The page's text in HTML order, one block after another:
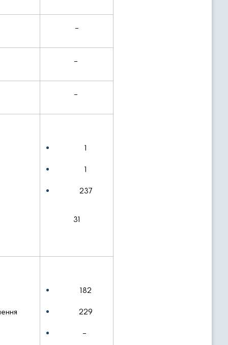
–
–
–
1
1
237
31
182
229
–